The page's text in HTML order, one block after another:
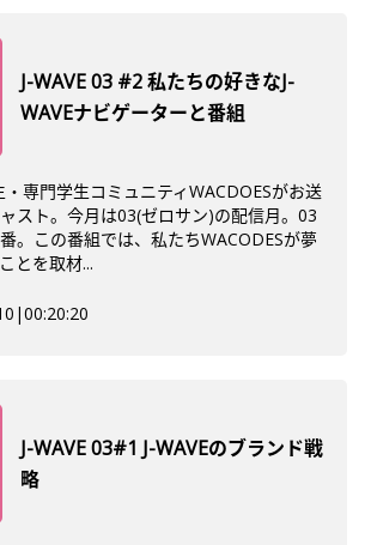
J-WAVE 03 #2 私たちの好きなJ-
WAVEナビゲーターと番組
・専門学生コミュニティWACDOESがお送
スト。今月は03(ゼロサン)の配信月。03
。この番組では、私たちWACODESが夢
とを取材...
|00:20:20
J-WAVE 03#1 J-WAVEのブランド戦
略